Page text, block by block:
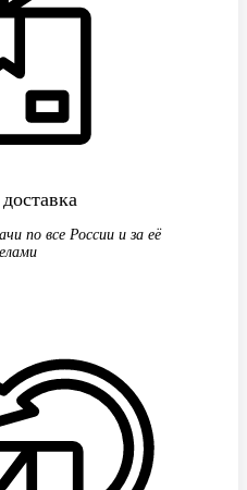
по все России и за её